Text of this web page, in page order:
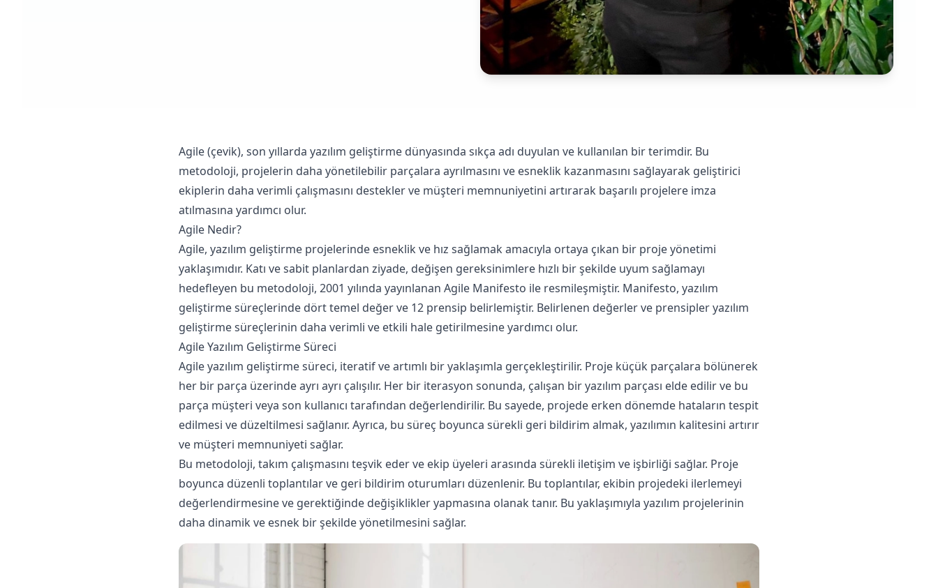
Agile (çevik), son yıllarda yazılım geliştirme dünyasında sıkça adı duyulan ve kullanılan bir terimdir. Bu
metodoloji, projelerin daha yönetilebilir parçalara ayrılmasını ve esneklik kazanmasını sağlayarak geliştirici
ekiplerin daha verimli çalışmasını destekler ve müşteri memnuniyetini artırarak başarılı projelere imza
atılmasına yardımcı olur.
Agile Nedir?
Agile, yazılım geliştirme projelerinde esneklik ve hız sağlamak amacıyla ortaya çıkan bir proje yönetimi
yaklaşımıdır. Katı ve sabit planlardan ziyade, değişen gereksinimlere hızlı bir şekilde uyum sağlamayı
hedefleyen bu metodoloji, 2001 yılında yayınlanan Agile Manifesto ile resmileşmiştir. Manifesto, yazılım
geliştirme süreçlerinde dört temel değer ve 12 prensip belirlemiştir. Belirlenen değerler ve prensipler yazılım
geliştirme süreçlerinin daha verimli ve etkili hale getirilmesine yardımcı olur.
Agile Yazılım Geliştirme Süreci
Agile yazılım geliştirme süreci, iteratif ve artımlı bir yaklaşımla gerçekleştirilir. Proje küçük parçalara bölünerek
her bir parça üzerinde ayrı ayrı çalışılır. Her bir iterasyon sonunda, çalışan bir yazılım parçası elde edilir ve bu
parça müşteri veya son kullanıcı tarafından değerlendirilir. Bu sayede, projede erken dönemde hataların tespit
edilmesi ve düzeltilmesi sağlanır. Ayrıca, bu süreç boyunca sürekli geri bildirim almak, yazılımın kalitesini artırır
ve müşteri memnuniyeti sağlar.
Bu metodoloji, takım çalışmasını teşvik eder ve ekip üyeleri arasında sürekli iletişim ve işbirliği sağlar. Proje
boyunca düzenli toplantılar ve geri bildirim oturumları düzenlenir. Bu toplantılar, ekibin projedeki ilerlemeyi
değerlendirmesine ve gerektiğinde değişiklikler yapmasına olanak tanır. Bu yaklaşımıyla yazılım projelerinin
daha dinamik ve esnek bir şekilde yönetilmesini sağlar.